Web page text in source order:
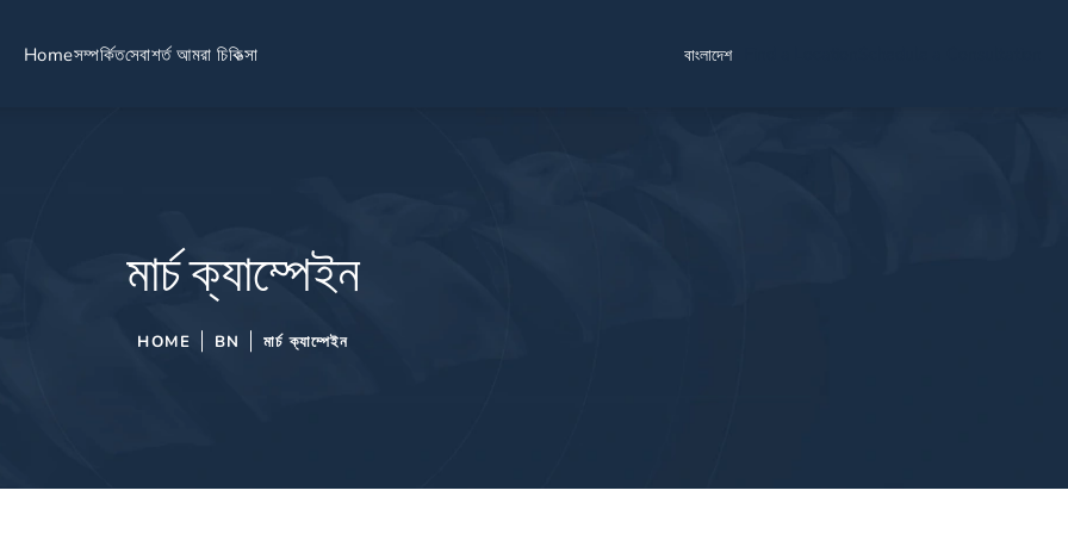
Homeসম্পর্কিতসেবাশর্ত আমরা চিকিত্সা বাংলাদেশ
মার্চ ক্যাম্পেইন
HOME BN মার্চ ক্যাম্পেইন